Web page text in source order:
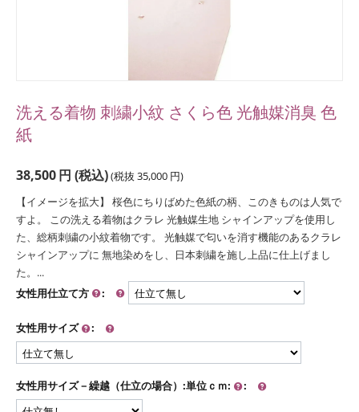
洗える着物 刺繍小紋 さくら色 光触媒消臭 色
紙
38,500円 (税込)(税抜 35,000 円)
【イメージを拡大】 桜色にちりばめた色紙の柄、このきものは人気で
すよ。 この洗える着物はクラレ 光触媒生地 シャインアップを使用し
た、総柄刺繍の小紋着物です。 光触媒で匂いを消す機能のあるクラレ
シャインアップに 無地染めをし、日本刺繍を施し上品に仕上げまし
た。...
女性用仕立て方
:
女性用サイズ :
女性用サイズ－繰越（仕立の場合）:単位ｃｍ: :